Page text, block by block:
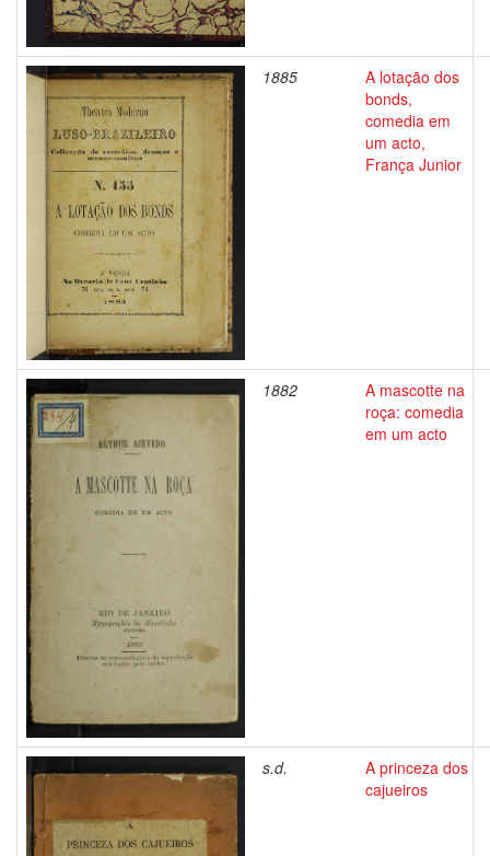
1885
A lotação dos
bonds,
comedia em
um acto,
França Junior
1882
A mascotte na
roça: comedia
em um acto
s.d.
A princeza dos
cajueiros